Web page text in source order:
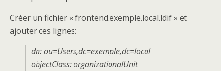
Créer un fichier « frontend.exemple.local.ldif » et
ajouter ces lignes:
dn: ou=Users,dc=exemple,dc=local
objectClass: organizationalUnit